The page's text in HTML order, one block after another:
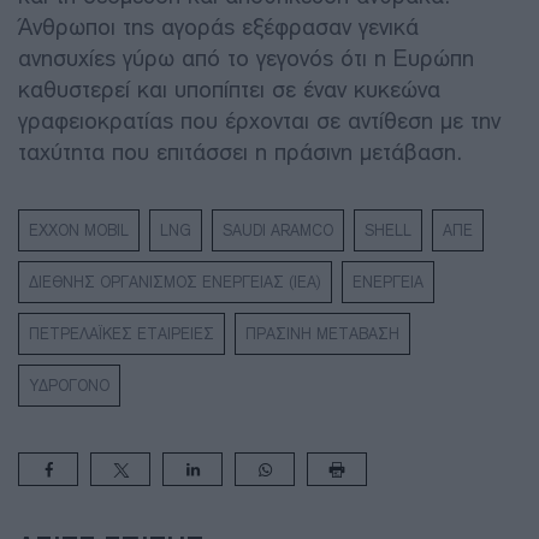
Άνθρωποι της αγοράς εξέφρασαν γενικά
ανησυχίες γύρω από το γεγονός ότι η Ευρώπη
καθυστερεί και υποπίπτει σε έναν κυκεώνα
γραφειοκρατίας που έρχονται σε αντίθεση με την
ταχύτητα που επιτάσσει η πράσινη μετάβαση.
EXXON MOBIL LNG SAUDI ARAMCO SHELL ΑΠΕ
ΔΙΕΘΝΗΣ ΟΡΓΑΝΙΣΜΟΣ ΕΝΕΡΓΕΙΑΣ (IEA) ΕΝΕΡΓΕΙΑ
ΠΕΤΡΕΛΑΪΚΕΣ ΕΤΑΙΡΕΙΕΣ ΠΡΑΣΙΝΗ ΜΕΤΑΒΑΣΗ
ΥΔΡΟΓΟΝΟ